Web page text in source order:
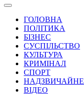
ГОЛОВНА
ПОЛІТИКА
БІЗНЕС
СУСПІЛЬСТВО
КУЛЬТУРА
КРИМІНАЛ
СПОРТ
НАДЗВИЧАЙНЕ
ВІДЕО